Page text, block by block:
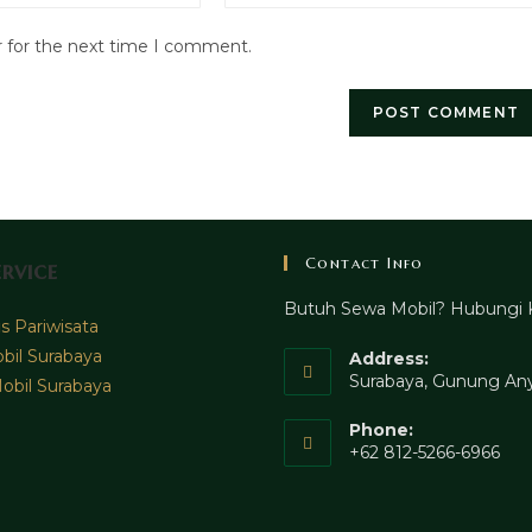
URL
for the next time I comment.
Pariwisata
Surabaya
Surabaya
Contact Info
Butuh Sewa Mobil? Hubungi
Address:
Surabaya, Gunung
Phone:
+62 812-5266-6966